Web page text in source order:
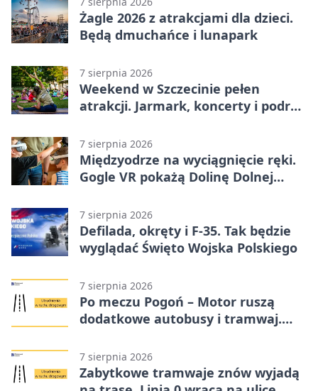
Żagle 2026 z atrakcjami dla dzieci.
Będą dmuchańce i lunapark
7 sierpnia 2026
Weekend w Szczecinie pełen
atrakcji. Jarmark, koncerty i podróż
7 sierpnia 2026
Międzyodrze na wyciągnięcie ręki.
Gogle VR pokażą Dolinę Dolnej
7 sierpnia 2026
Defilada, okręty i F-35. Tak będzie
wyglądać Święto Wojska Polskiego
7 sierpnia 2026
Po meczu Pogoń – Motor ruszą
dodatkowe autobusy i tramwaj.
7 sierpnia 2026
Zabytkowe tramwaje znów wyjadą